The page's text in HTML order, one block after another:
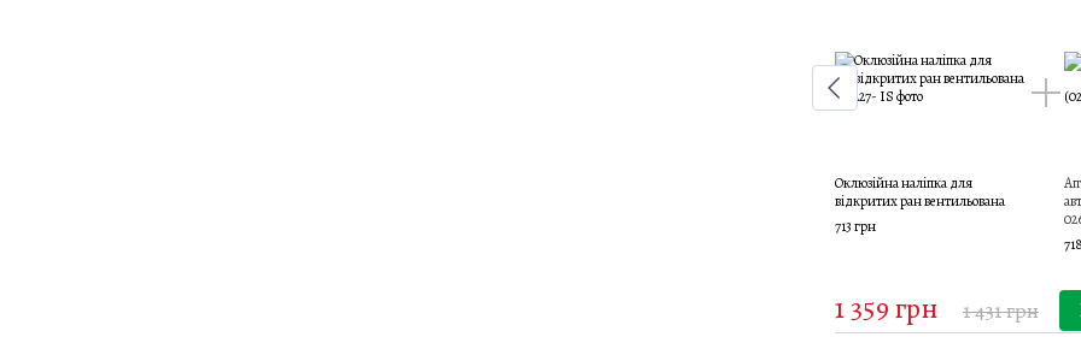
Оклюзійна наліпка для
відкритих ран вентильована
713 грн
1 359 грн 1 431 грн